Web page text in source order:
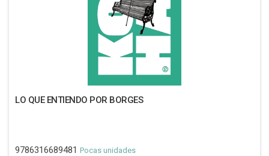
LO QUE ENTIENDO POR BORGES
9786316689481 Pocas unidades